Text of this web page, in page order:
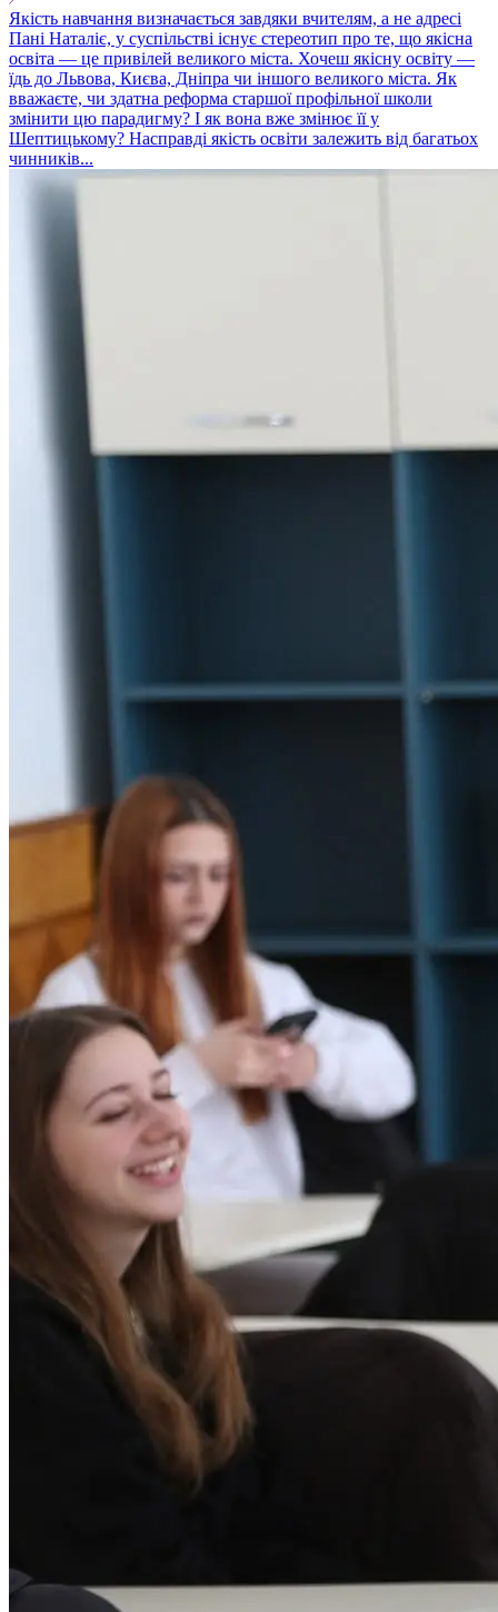
Якість навчання визначається завдяки вчителям, а не адресі
Пані Наталіє, у суспільстві існує стереотип про те, що якісна
освіта — це привілей великого міста. Хочеш якісну освіту —
їдь до Львова, Києва, Дніпра чи іншого великого міста. Як
вважаєте, чи здатна реформа старшої профільної школи
змінити цю парадигму? І як вона вже змінює її у
Шептицькому? Насправді якість освіти залежить від багатьох
чинників...